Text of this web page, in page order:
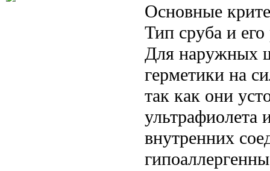
Основные
Тип сруба и
Для наружных
герметики на
так как они
ультрафиолета
внутренних